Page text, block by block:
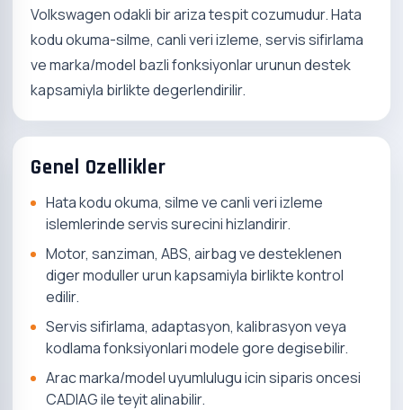
Volkswagen odakli bir ariza tespit cozumudur. Hata
kodu okuma-silme, canli veri izleme, servis sifirlama
ve marka/model bazli fonksiyonlar urunun destek
kapsamiyla birlikte degerlendirilir.
Genel Ozellikler
Hata kodu okuma, silme ve canli veri izleme
islemlerinde servis surecini hizlandirir.
Motor, sanziman, ABS, airbag ve desteklenen
diger moduller urun kapsamiyla birlikte kontrol
edilir.
Servis sifirlama, adaptasyon, kalibrasyon veya
kodlama fonksiyonlari modele gore degisebilir.
Arac marka/model uyumlulugu icin siparis oncesi
CADIAG ile teyit alinabilir.